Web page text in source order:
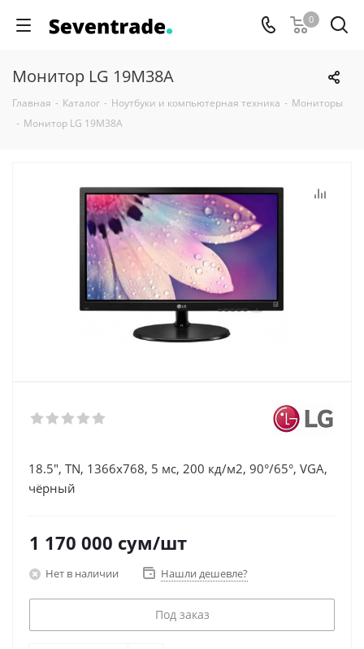
0
Монитор LG 19M38A
Главная - Каталог - Ноутбуки и компьютерная техника - Мониторы
- Монитор LG 19M38A
18.5", TN, 1366x768, 5 мс, 200 кд/м2, 90°/65°, VGA,
чёрный
1 170 000 сум/шт
Нет в наличии Нашли дешевле?
Под заказ